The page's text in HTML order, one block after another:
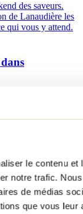
le contenu
notre trafic.
de médias
que vous
des saveurs.
de Lanaudière les
qui vous y attend.
que
en commun de
de la nature